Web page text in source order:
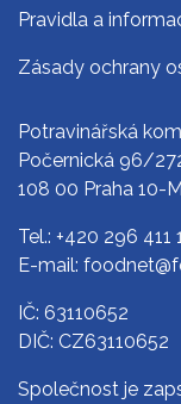
Pravidla a
Zásady ochrany
Potravinářská
Počernická 96/
108 00 Praha 10-
Tel.: +420 296 411
E-mail:
IČ: 63110652
DIČ: CZ63110652
Společnost je